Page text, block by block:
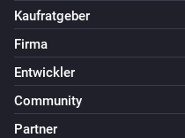
Kaufratgeber
Firma
Entwickler
Community
Partner